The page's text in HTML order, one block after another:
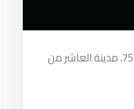
المنطقة الصناعية الثالثة 4 أ، قطعة رقم 75، مدينة العاشر من